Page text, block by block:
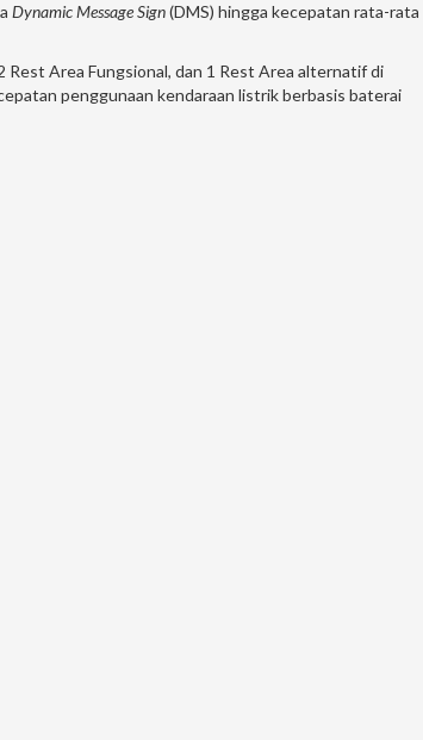
Dynamic Message Sign(DMS) hingga kecepatan rata-rata
Rest Area Fungsional, dan 1 Rest Area alternatif di
penggunaan kendaraan listrik berbasis baterai